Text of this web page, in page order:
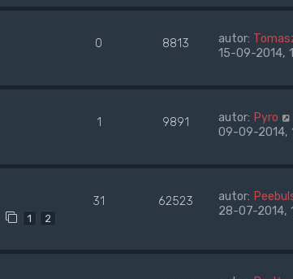
0 8813 autor:
15-09-2014,
1 9891 autor: Pyro
09-09-2014,
1 2
31 62523 autor:
28-07-2014,